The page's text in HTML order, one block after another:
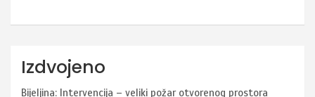
Izdvojeno
Bijeljina: Intervencija – veliki požar otvorenog prostora